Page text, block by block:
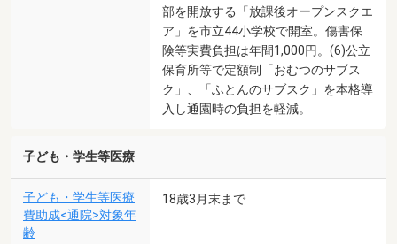
部を開放する「放課後オープンスクエ
ア」を市立44小学校で開室。傷害保
険等実費負担は年間1,000円。(6)公立
保育所等で定額制「おむつのサブス
ク」、「ふとんのサブスク」を本格導
入し通園時の負担を軽減。
子ども・学生等医療
子ども・学生等医療
費助成<通院>対象年
齢
18歳3月末まで